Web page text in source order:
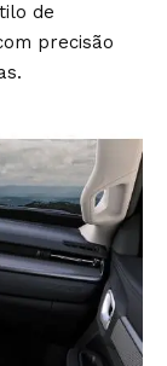
de
precisão